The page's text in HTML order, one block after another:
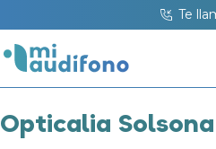
Te
Opticalia Solsona